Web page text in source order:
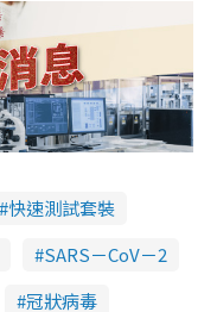
快速測試套裝
SARS－CoV－2
冠狀病毒